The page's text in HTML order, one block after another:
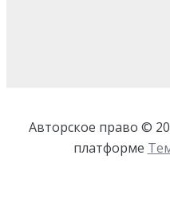
Авторское право ©
платформе